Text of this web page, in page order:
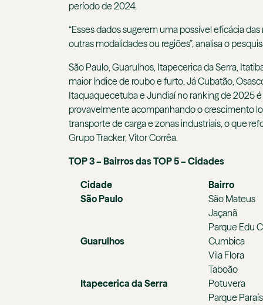
período de 2024.
“Esses dados sugerem uma possível eficácia
outras modalidades ou regiões”, analisa o
São Paulo, Guarulhos, Itapecerica da Serra,
maior índice de roubo e furto. Já Cubatão,
Itaquaquecetuba e Jundiaí no ranking de 2025
provavelmente acompanhando o crescimento
transporte de carga e zonas industriais, o que
Grupo Tracker, Vitor Corrêa.
TOP 3 – Bairros das TOP 5 – Cidades
Cidade
Bairro
São Paulo
São Mateus
Jaçanã
Parque Edu
Guarulhos
Cumbica
Vila Flora
Taboão
Itapecerica da Serra
Potuvera
Parque